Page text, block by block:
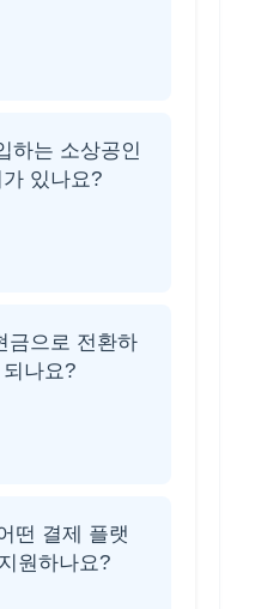
하는 소상공인
있나요?
금으로 전환하
나요?
떤 결제 플랫
원하나요?